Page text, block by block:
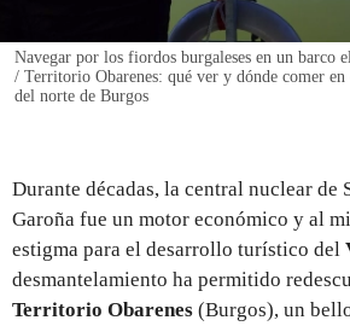
Navegar por los fiordos burgaleses en un barco
/ Territorio Obarenes: qué ver y dónde comer
del norte de Burgos
Durante décadas, la central nuclear de
Garoña fue un motor económico y al
estigma para el desarrollo turístico del
desmantelamiento ha permitido
Territorio Obarenes (Burgos), un